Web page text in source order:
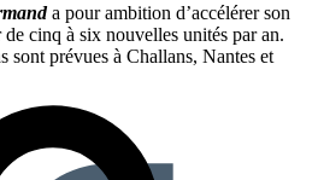
a pour ambition d’accélérer son
de cinq à six nouvelles unités par an.
sont prévues à Challans, Nantes et